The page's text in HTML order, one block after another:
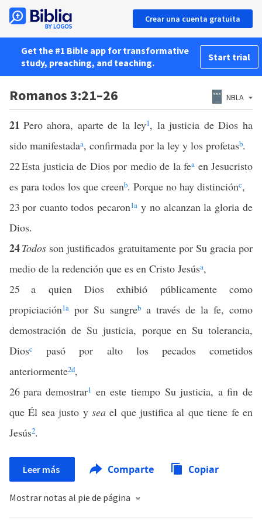
Crear una cuenta gratuita
Get the #1 Bible app for transformative
study, preaching, and teaching.
Start trial
Romanos 3:21–26 NBLA
21 Pero ahora, aparte de la ley1, la justicia de Dios ha
sido manifestadaa, confirmada por la ley y los profetasb.
22Esta justicia de Dios por medio de la fea en Jesucristo
es para todos los que creenb. Porque no hay distinciónc,
23 por cuanto todos pecaron1a y no alcanzan la gloria de
Dios.
24Todos son justificados gratuitamente por Su gracia por
medio de la redención que es en Cristo Jesúsa,
25
a quien Dios exhibió públicamente como
propiciación1a por Su sangreb a través de la fe, como
demostración de Su justicia, porque en Su tolerancia,
Diosc
pasó por alto los pecados cometidos
anteriormente2d,
26 para demostrar1 en este tiempo Su justicia, a fin de
que Él sea justo y seael que justifica al que tiene fe en
Jesús2.
Leer más Comparte Copiar
Mostrar notas al pie de página